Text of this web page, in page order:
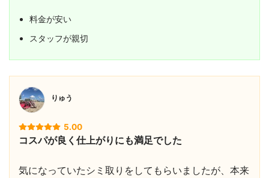
未成年の利用
女性専門店
料金が安い
スタッフが親切
りゅう
5.00
コスパが良く仕上がりにも満足でした
気になっていたシミ取りをしてもらいましたが、本来